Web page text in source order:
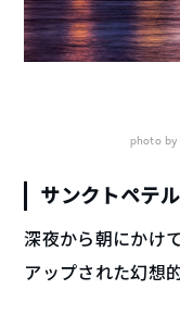
photo by
サンクトペテ
深夜から朝にかけ
アップされた幻想